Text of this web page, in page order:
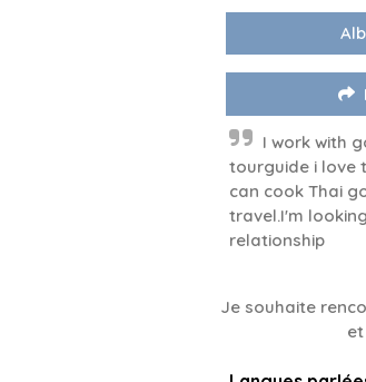
I work with
tourguide i love
can cook Thai
travel.I'm
relationship
Je souhaite